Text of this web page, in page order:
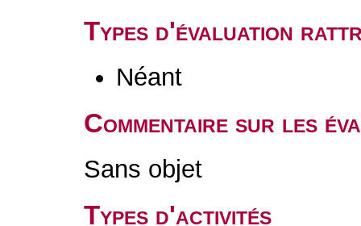
Types d'évaluation
Néant
Commentaire sur les
Sans objet
Types d'activités